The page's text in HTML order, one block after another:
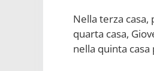
Nella terza
quarta casa,
nella quinta